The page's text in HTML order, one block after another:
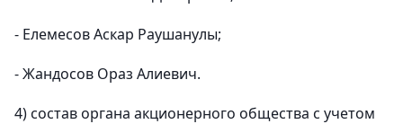
- Елемесов Аскар Раушанулы;
- Жандосов Ораз Алиевич.
4) состав органа акционерного общества с учетом